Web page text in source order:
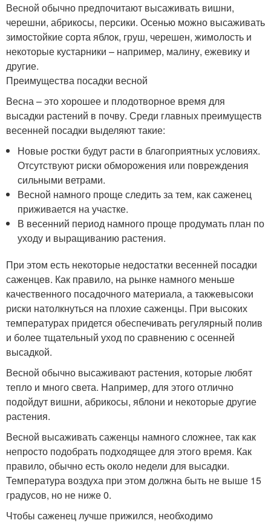
Весной обычно предпочитают высаживать вишни,
черешни, абрикосы, персики. Осенью можно высаживать
зимостойкие сорта яблок, груш, черешен, жимолость и
некоторые кустарники – например, малину, ежевику и
другие.
Преимущества посадки весной
Весна – это хорошее и плодотворное время для
высадки растений в почву. Среди главных преимуществ
весенней посадки выделяют такие:
Новые ростки будут расти в благоприятных условиях.
Отсутствуют риски обморожения или повреждения
сильными ветрами.
Весной намного проще следить за тем, как саженец
приживается на участке.
В весенний период намного проще продумать план по
уходу и выращиванию растения.
При этом есть некоторые недостатки весенней посадки
саженцев. Как правило, на рынке намного меньше
качественного посадочного материала, а такжевысоки
риски натолкнуться на плохие саженцы. При высоких
температурах придется обеспечивать регулярный полив
и более тщательный уход по сравнению с осенней
высадкой.
Весной обычно высаживают растения, которые любят
тепло и много света. Например, для этого отлично
подойдут вишни, абрикосы, яблони и некоторые другие
растения.
Весной высаживать саженцы намного сложнее, так как
непросто подобрать подходящее для этого время. Как
правило, обычно есть около недели для высадки.
Температура воздуха при этом должна быть не выше 15
градусов, но не ниже 0.
Чтобы саженец лучше прижился, необходимо